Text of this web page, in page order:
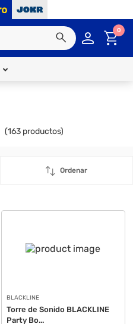
0
(163 productos)
Ordenar
BLACKLINE
Torre de Sonido BLACKLINE
Party Bo...